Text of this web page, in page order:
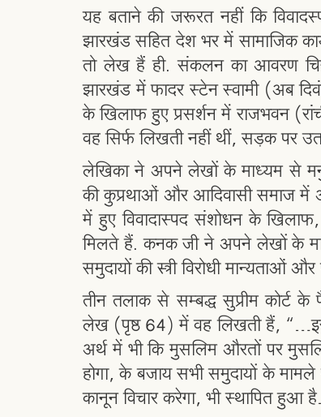
यह बताने की जरूरत नहीं कि
झारखंड सहित देश भर में सामाजिक
तो लेख हैं ही. संकलन का आवरण
झारखंड में फादर स्टेन स्वामी (अब
के खिलाफ हुए प्रसर्शन में राजभवन
वह सिर्फ लिखती नहीं थीं, सड़क पर
लेखिका ने अपने लेखों के माध्यम से
की कुप्रथाओं और आदिवासी समाज में
में हुए विवादास्पद संशोधन के
मिलते हैं. कनक जी ने अपने लेखों के
समुदायों की स्त्री विरोधी मान्यताओं
तीन तलाक से सम्बद्ध सुप्रीम कोर्ट
लेख (पृष्ठ 64) में वह लिखती हैं,
अर्थ में भी कि मुसलिम औरतों पर
होगा, के बजाय सभी समुदायों के
कानून विचार करेगा, भी स्थापित हुआ